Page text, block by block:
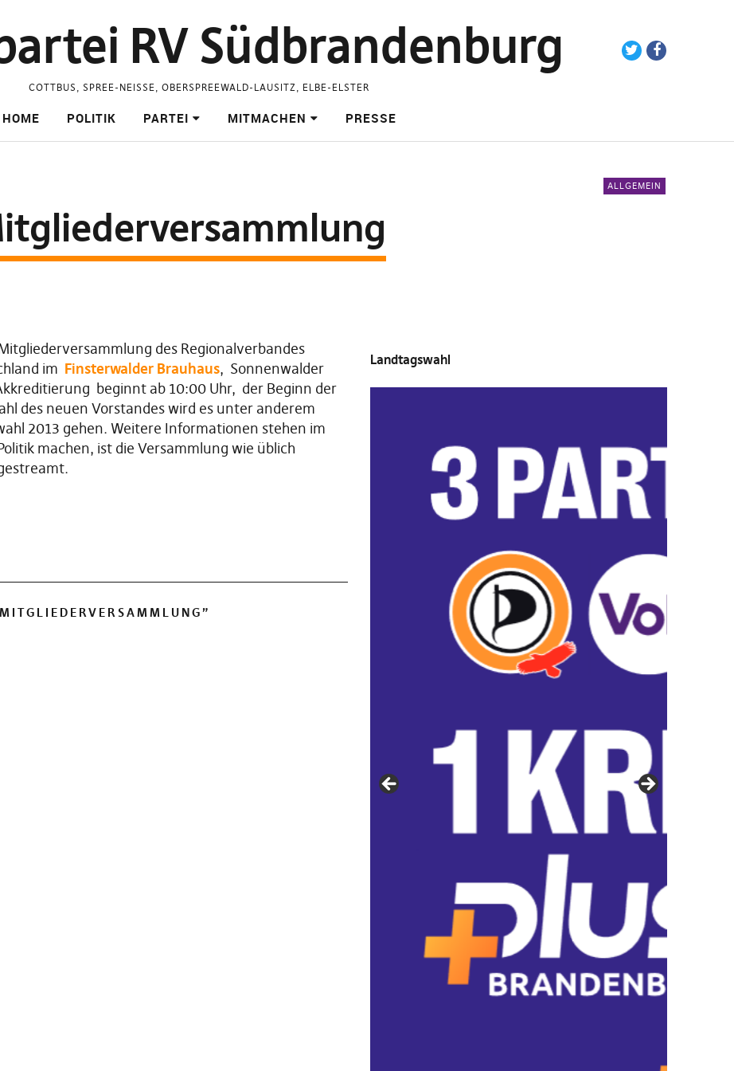
RV Südbrandenburg
COTTBUS, SPREE-NEISSE, OBERSPREEWALD-LAUSITZ, ELBE-ELSTER
HOME POLITIK PARTEI MITMACHEN PRESSE
ALLGEMEIN
des Regionalverbandes
im Finsterwalder Brauhaus, Sonnenwalder
beginnt ab 10:00 Uhr, der Beginn der
des neuen Vorstandes wird es unter anderem
2013 gehen. Weitere Informationen stehen im
machen, ist die Versammlung wie üblich
”
Landtagswahl